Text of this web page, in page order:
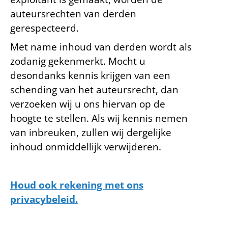
auteursrechten van derden
gerespecteerd.
Met name inhoud van derden wordt als
zodanig gekenmerkt. Mocht u
desondanks kennis krijgen van een
schending van het auteursrecht, dan
verzoeken wij u ons hiervan op de
hoogte te stellen. Als wij kennis nemen
van inbreuken, zullen wij dergelijke
inhoud onmiddellijk verwijderen.
Houd ook rekening met ons
privacybeleid.